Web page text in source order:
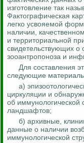
изготовление так
Фактографическая
легко усвояемой
наличии,
и территориальной
свидетельствующих о
зооантропоноза и
Для составления
следующие
а)
циркуляции и
об иммунологической
ландшафтов;
б) архивные,
данные о наличии
иммунологической